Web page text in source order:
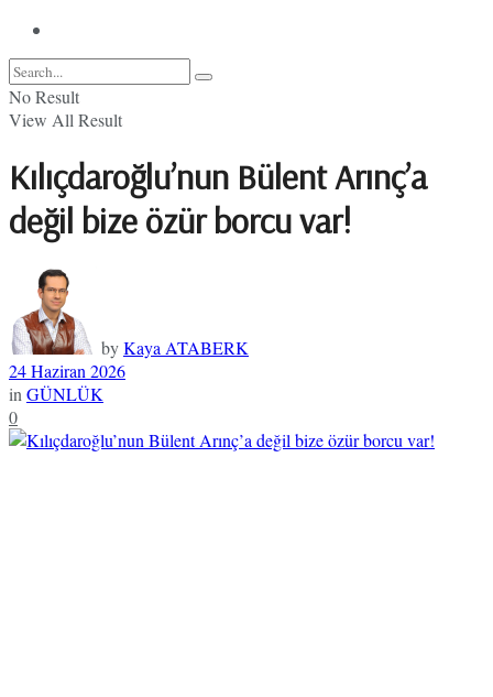
No Result
View All Result
Kılıçdaroğlu’nun Bülent Arınç’a
değil bize özür borcu var!
byKaya ATABERK
24 Haziran 2026
in GÜNLÜK
0